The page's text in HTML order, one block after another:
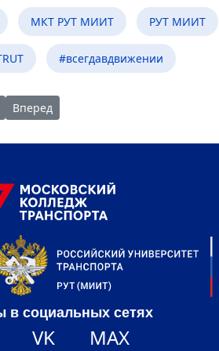
МКТ РУТ МИИТ РУТ МИИТ
#всегдавдвижении
МКТ открыл Клуб «Большой
Следующий: Девушки из МКТ рулят в
Вперед
в социальных сетях
VK MAX